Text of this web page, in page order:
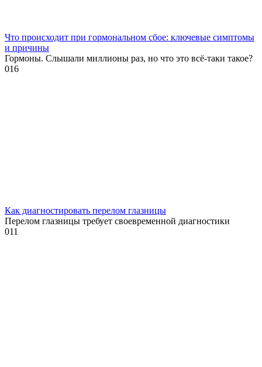
Что происходит при гормональном сбое: ключевые симптомы
и причины
Гормоны. Слышали миллионы раз, но что это всё-таки такое?
016
Как диагностировать перелом глазницы
Перелом глазницы требует своевременной диагностики
011